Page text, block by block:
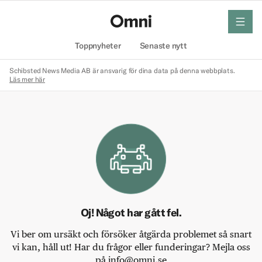
Toppnyheter Senaste nytt
meny
Schibsted News Media AB är ansvarig för dina data på denna webbplats.
Läs mer här
Oj! Något har gått fel.
Vi ber om ursäkt och försöker åtgärda problemet så snart
vi kan, håll ut! Har du frågor eller funderingar? Mejla oss